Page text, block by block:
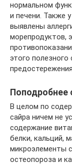
нормальном
и печени. Также
выявлены
морепродуктов,
этого
Поподробнее
В целом по
сайра ничем не
содержание
белки, кальций,
микроэлементы
остеопороза и